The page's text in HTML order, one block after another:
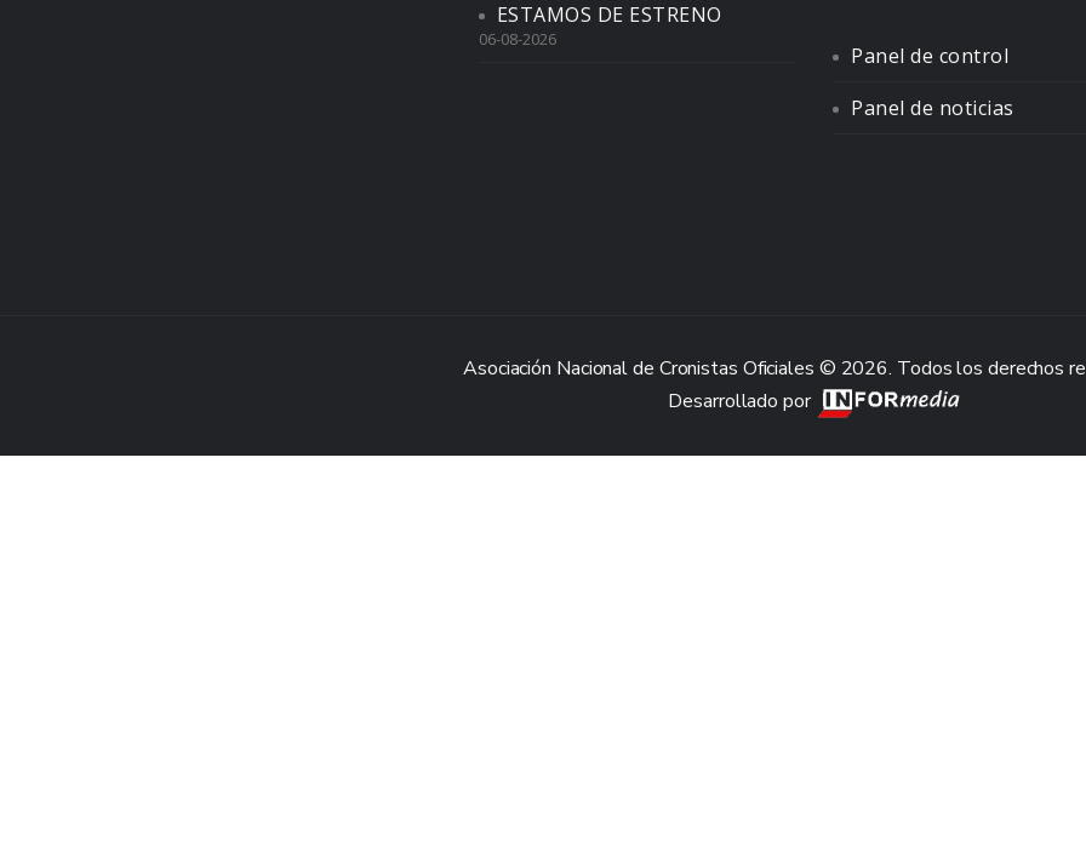
ESTAMOS DE ESTRENO
06-08-2026
Panel de control
Panel de noticias
Asociación Nacional de Cronistas Oficiales © 2026. Todos los derechos
Desarrollado por